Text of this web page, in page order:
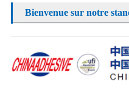
Bienvenue sur notre